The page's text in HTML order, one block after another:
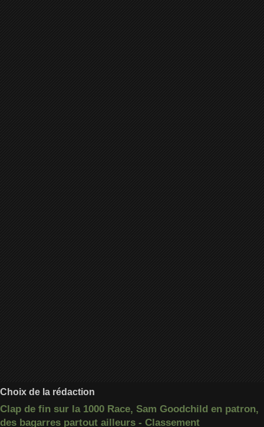
Choix de la rédaction
Clap de fin sur la 1000 Race, Sam Goodchild en patron,
des bagarres partout ailleurs - Classement